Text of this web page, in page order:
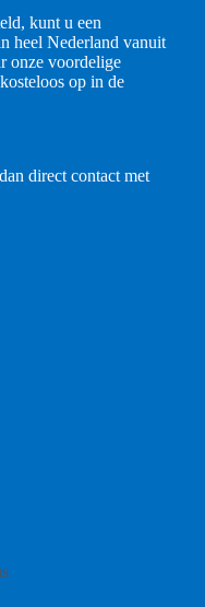
kunt u een
heel Nederland vanuit
onze voordelige
op in de
direct contact met